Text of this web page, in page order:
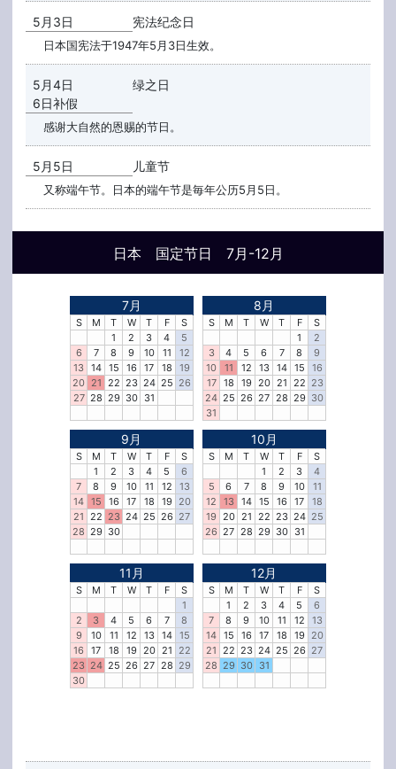
日本 国定节日 7月-12月
7月
S M T W T F
S
1
2 3 4
5
6
7 8 9 10 11
12
13
14 15 16 17 18
19
20 21 22 23 24 25 26
27 28 29 30 31
8月
S M T W T F
S
1
2
3
4 5 6 7 8
9
10
11 12 13 14 15
16
17
18 19 20 21 22 23
24 25 26 27 28 29 30
31
9月
S M T W T F
S
1
2 3 4 5
6
7
8 9 10 11 12
13
14 15 16 17 18 19
20
21 22 23 24 25 26 27
28 29 30
10月
S M T W T F
S
1
2 3
4
5
6 7 8 9 10
11
12
13 14 15 16 17
18
19 20 21 22 23 24 25
26 27 28 29 30 31
11月
S M T W T F
S
1
2
3 4 5 6 7
8
9
10 11 12 13 14
15
16
17 18 19 20 21
22
23 24 25 26 27 28 29
30
12月
S M T W T F
S
1
2 3 4 5
6
7
8 9 10 11 12
13
14 15 16 17 18 19
20
21 22 23 24 25 26 27
28 29 30 31
5月3日 宪法纪念日
日本国宪法于1947年5月3日生效。
5月4日
6日补假
绿之日
感谢大自然的恩赐的节日。
5月5日 儿童节
又称端午节。日本的端午节是毎年公历5月5日。